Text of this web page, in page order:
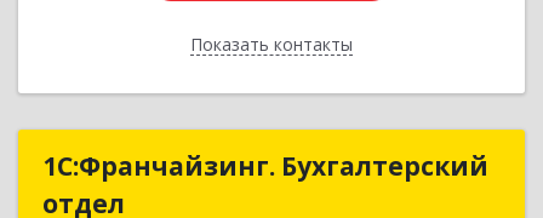
Показать контакты
Назад
1С:Франчайзинг. Бухгалтерский
отдел
1С:Франчайзинг. Бухгалтерский